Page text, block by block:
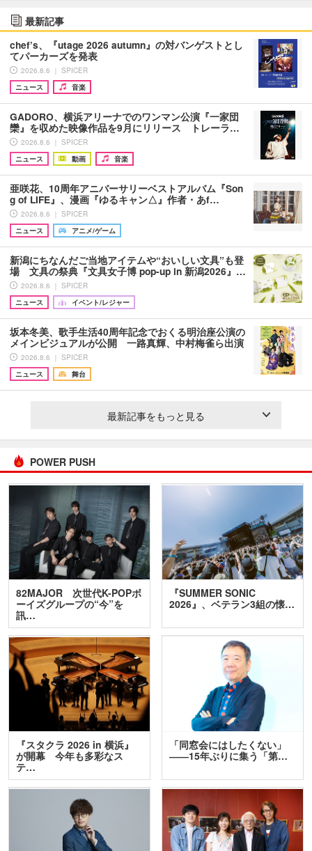
最新記事
chef’s、『utage 2026 autumn』の対バンゲストとし
てパーカーズを発表
2026.8.6 ｜ SPICER
ニュース
音楽
GADORO、横浜アリーナでのワンマン公演『一家団
欒』を収めた映像作品を9月にリリース トレーラ…
2026.8.6 ｜ SPICER
ニュース
動画 音楽
亜咲花、10周年アニバーサリーベストアルバム『Son
g of LIFE』、漫画『ゆるキャン△』作者・あf…
2026.8.6 ｜ SPICER
ニュース
アニメ/ゲーム
新潟にちなんだご当地アイテムや“おいしい文具”も登
場 文具の祭典『文具女子博 pop-up in 新潟2026』…
2026.8.6 ｜ SPICER
ニュース
イベント/レジャー
坂本冬美、歌手生活40周年記念でおくる明治座公演の
メインビジュアルが公開 一路真輝、中村梅雀ら出演
2026.8.6 ｜ SPICER
ニュース
舞台
最新記事をもっと見る
POWER PUSH
82MAJOR 次世代K-POPボ
ーイズグループの“今”を
訊…
『SUMMER SONIC
2026』、ベテラン3組の懐…
『スタクラ 2026 in 横浜』
が開幕 今年も多彩なス
テ…
「同窓会にはしたくない」
――15年ぶりに集う「第…